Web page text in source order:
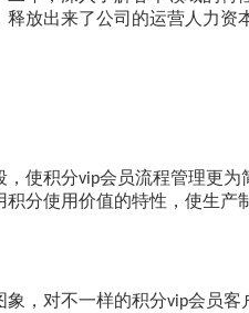
放出来了公司的运营人力资
，使积分vip会员流程管理更为
分使用价值的特性，使生产
象，对不一样的积分vip会员客